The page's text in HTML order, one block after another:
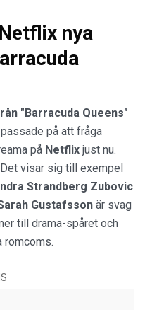
nya
"Barracuda Queens"
på att fråga
på Netflix just nu.
visar sig till exempel
Strandberg Zubovic
Gustafsson är svag
till drama-spåret och
romcoms.